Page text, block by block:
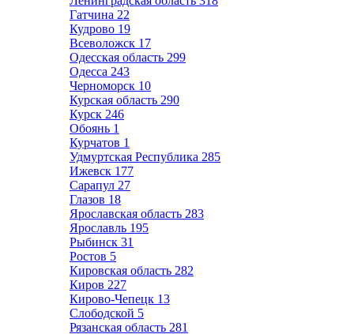
Гатчина 22
Кудрово 19
Всеволожск 17
Одесская область 299
Одесса 243
Черноморск 10
Курская область 290
Курск 246
Обоянь 1
Курчатов 1
Удмуртская Республика 285
Ижевск 177
Сарапул 27
Глазов 18
Ярославская область 283
Ярославль 195
Рыбинск 31
Ростов 5
Кировская область 282
Киров 227
Кирово-Чепецк 13
Слободской 5
Рязанская область 281